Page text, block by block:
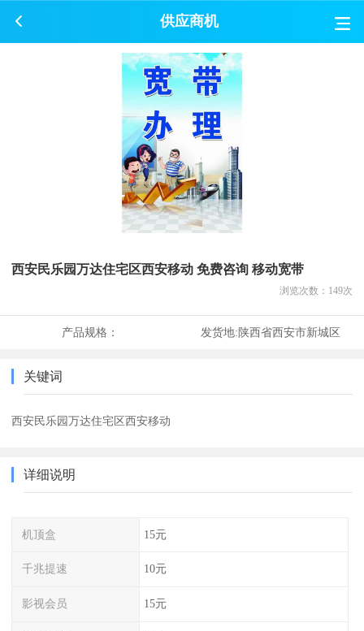
供应商机
西安民乐园万达住宅区西安移动 免费咨询 移动宽带
浏览次数： 149次
产品规格： 发货地:陕西省西安市新城区
关键词
西安民乐园万达住宅区西安移动
详细说明
机顶盒 15元
千兆提速 10元
影视会员 15元